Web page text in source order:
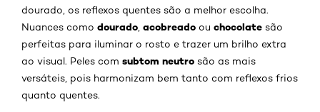
dourado, os reflexos quentes são a melhor escolha.
Nuances como dourado acobreado ou chocolate são
perfeitas para iluminar o rosto e trazer um brilho extra
ao visual. Peles com subtom neutro são as mais
versáteis, pois harmonizam bem tanto com reflexos frios
quanto quentes.